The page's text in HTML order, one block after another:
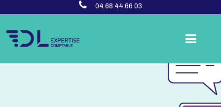
04 68 44 66 03